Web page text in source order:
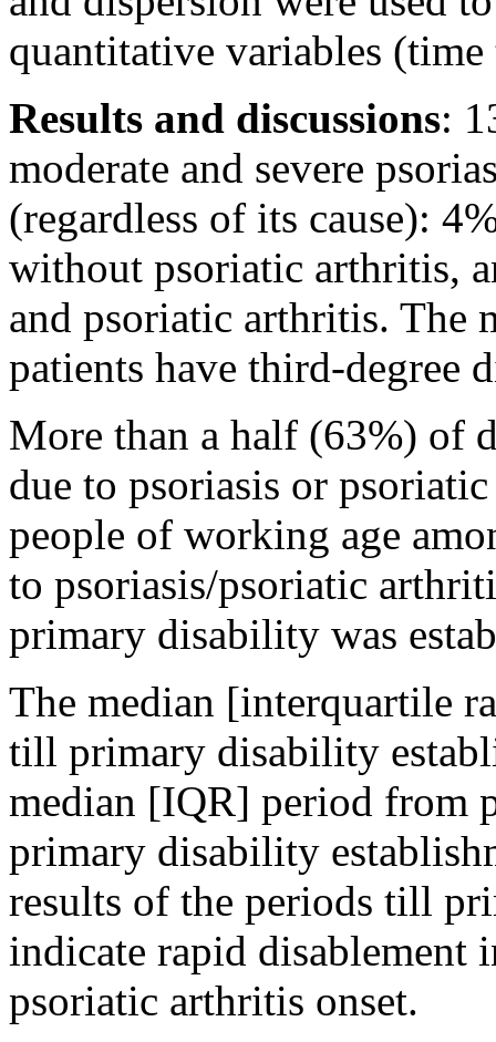
quantitative variables
Results and discussions:
moderate and severe
(regardless of its cause):
without psoriatic arthritis,
and psoriatic arthritis. The
patients have third-degree
More than a half (63%) of
due to psoriasis or
people of working age
to psoriasis/psoriatic
primary disability was
The median [interquartile
till primary disability
median [IQR] period from
primary disability
results of the periods till
indicate rapid disablement
psoriatic arthritis onset.